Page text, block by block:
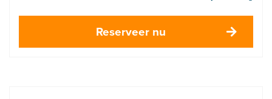
Reserveer nu